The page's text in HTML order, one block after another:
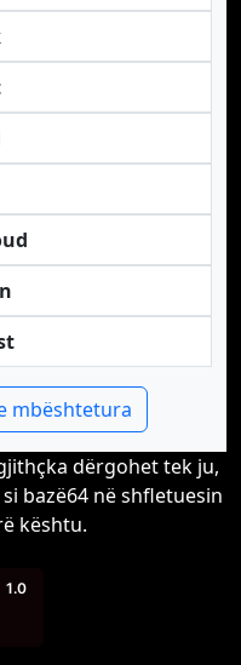
mbështetura
dërgohet tek ju,
bazë64 në shfletuesin
kështu.
1.0